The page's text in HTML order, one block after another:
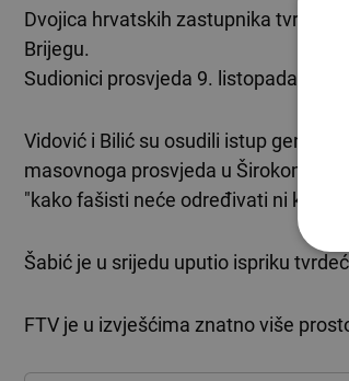
Dvojica hrvatskih zastupnika tvrde
Brijegu.
Sudionici prosvjeda 9. listopada u
Vidović i Bilić su osudili istup
masovnoga prosvjeda u Širokom
"kako fašisti neće određivati ni
Šabić je u srijedu uputio ispriku
FTV je u izvješćima znatno više